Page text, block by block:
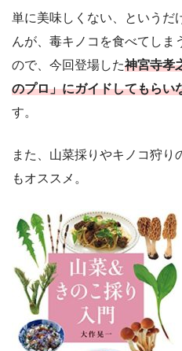
単に美味しくない、というだ
んが、毒キノコを食べてしま
ので、今回登場した神宮寺孝
のプロ」にガイドしてもらい
す。
また、山菜採りやキノコ狩
もオススメ。